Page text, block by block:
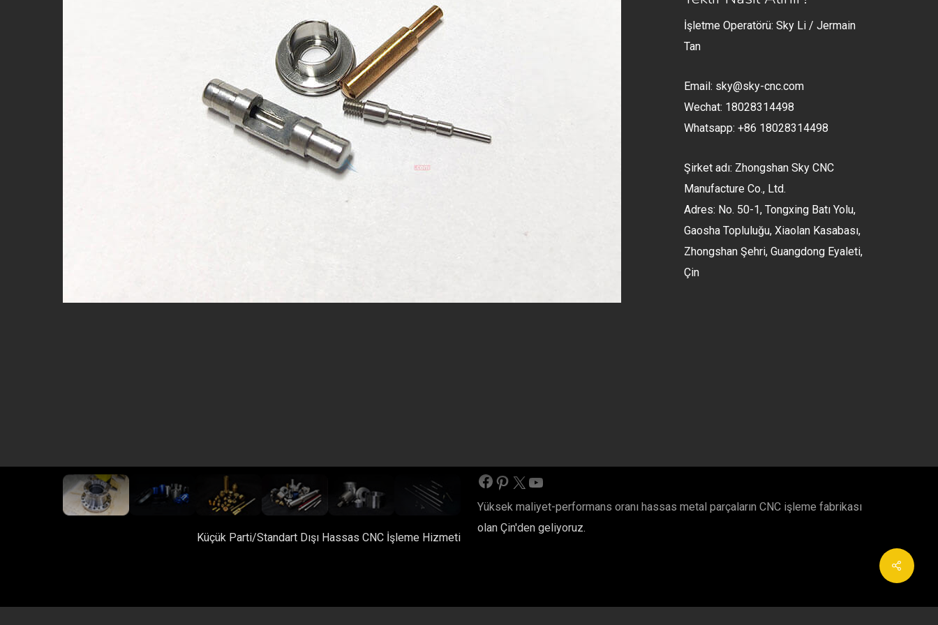
İşletme Operatörü: Sky Li / Jermain
Tan
Email: sky@sky-cnc.com
Wechat: 18028314498
Whatsapp: +86 18028314498
Şirket adı: Zhongshan Sky CNC
Manufacture Co., Ltd.
Adres: No. 50-1, Tongxing Batı Yolu,
Gaosha Topluluğu, Xiaolan Kasabası,
Zhongshan Şehri, Guangdong Eyaleti,
Çin
Küçük Parti/Standart Dışı Hassas CNC İşleme Hizmeti
Facebook
Pinterest
X YouTube
Yüksek maliyet-performans oranı hassas metal parçaların CNC işleme fabrikası
olan Çin'den geliyoruz.